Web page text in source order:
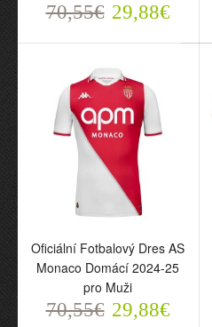
pro Muži
70,55€ 29,88€
Oficiální Fotbalový Dres
70,55€ 29,88€
Oficiální Fotbalový Dres AS
Monaco Domácí 2024-25
pro Muži
70,55€ 29,88€